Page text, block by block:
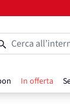
In offerta
Cerca